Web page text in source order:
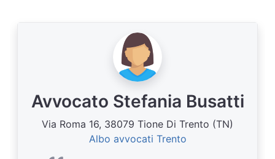
Avvocato Stefania Busatti
Via Roma 16, 38079 Tione Di Trento (TN)
Albo avvocati Trento